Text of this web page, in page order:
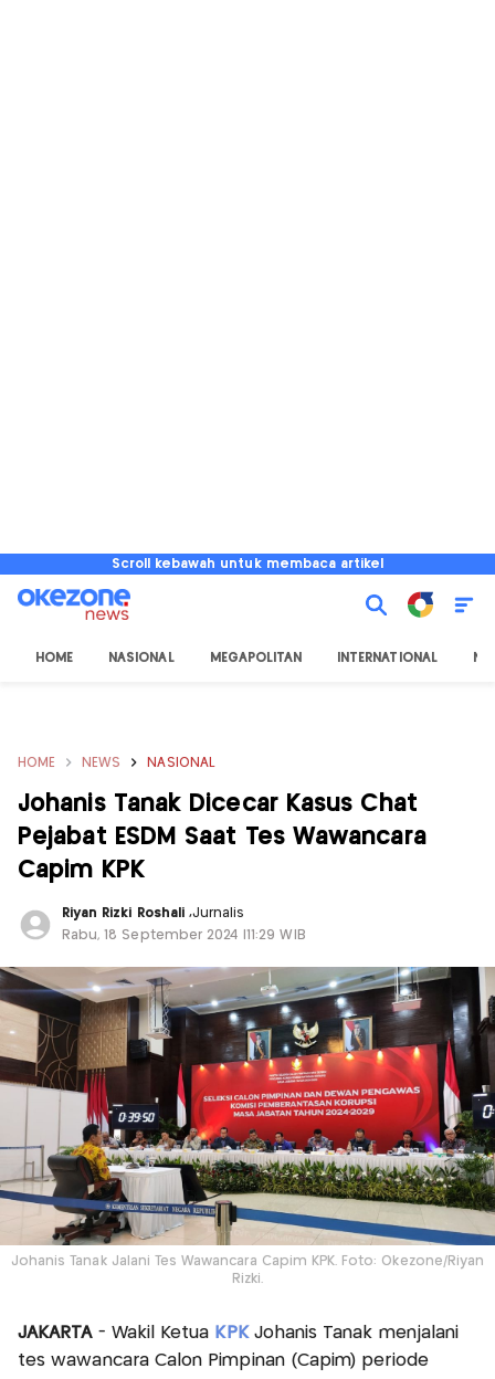
Scroll kebawah untuk membaca artikel
HOME NASIONAL MEGAPOLITAN INTERNATIONAL
HOME NEWS NASIONAL
Johanis Tanak Dicecar Kasus Chat
Pejabat ESDM Saat Tes Wawancara
Capim KPK
Riyan Rizki Roshali ,Jurnalis
Rabu, 18 September 2024 |11:29 WIB
Johanis Tanak Jalani Tes Wawancara Capim KPK. Foto: Okezone/Riyan
Rizki.
JAKARTA - Wakil Ketua KPK Johanis Tanak menjalani
tes wawancara Calon Pimpinan (Capim) periode